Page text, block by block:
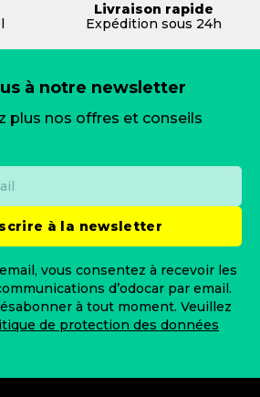
Livraison rapide
Expédition sous 24h
à notre newsletter
plus nos offres et conseils
à la newsletter
vous consentez à recevoir les
d’odocar par email.
à tout moment. Veuillez
de protection des données